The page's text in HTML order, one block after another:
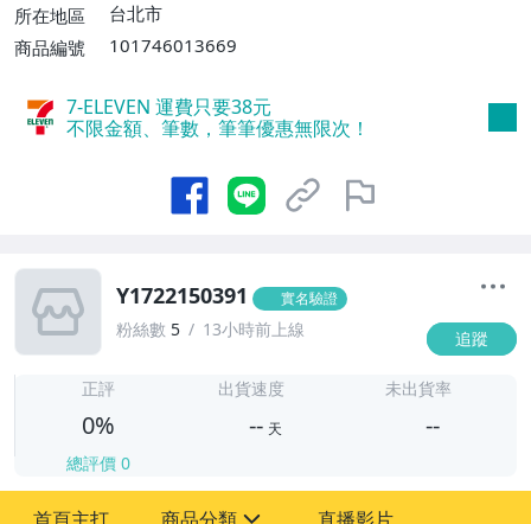
所在地區
台北市
商品編號
101746013669
7-ELEVEN 運費只要38元
不限金額、筆數，筆筆優惠無限次！
Y1722150391 實名驗證
粉絲數 5 13小時前上線 追蹤
正評
0%
總評價 0
出貨速度
-- 天
未出貨率
--